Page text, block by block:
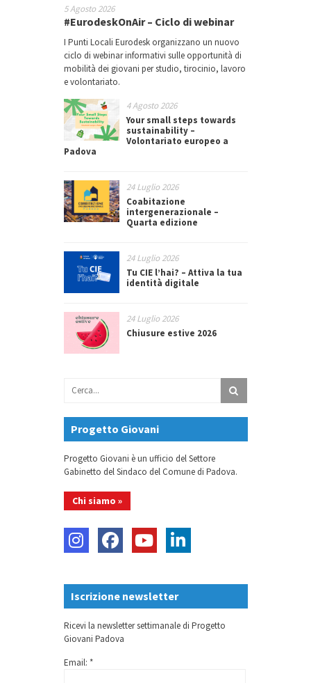
5 Agosto 2026
#EurodeskOnAir – Ciclo di webinar
I Punti Locali Eurodesk organizzano un nuovo
ciclo di webinar informativi sulle opportunità di
mobilità dei giovani per studio, tirocinio, lavoro
e volontariato.
4 Agosto 2026
Your small steps towards
sustainability –
Volontariato europeo a
Padova
24 Luglio 2026
Coabitazione
intergenerazionale –
Quarta edizione
24 Luglio 2026
Tu CIE l’hai? – Attiva la tua
identità digitale
24 Luglio 2026
Chiusure estive 2026
Progetto Giovani
Progetto Giovani è un ufficio del Settore
Gabinetto del Sindaco del Comune di Padova.
Chi siamo »
Iscrizione newsletter
Ricevi la newsletter settimanale di Progetto
Giovani Padova
Email: *